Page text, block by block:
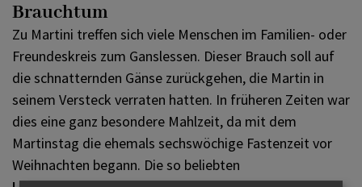
Brauchtum
Zu Martini treffen sich viele Menschen im Familien- oder
Freundeskreis zum Ganslessen. Dieser Brauch soll auf
die schnatternden Gänse zurückgehen, die Martin in
seinem Versteck verraten hatten. In früheren Zeiten war
dies eine ganz besondere Mahlzeit, da mit dem
Martinstag die ehemals sechswöchige Fastenzeit vor
Weihnachten begann. Die so beliebten